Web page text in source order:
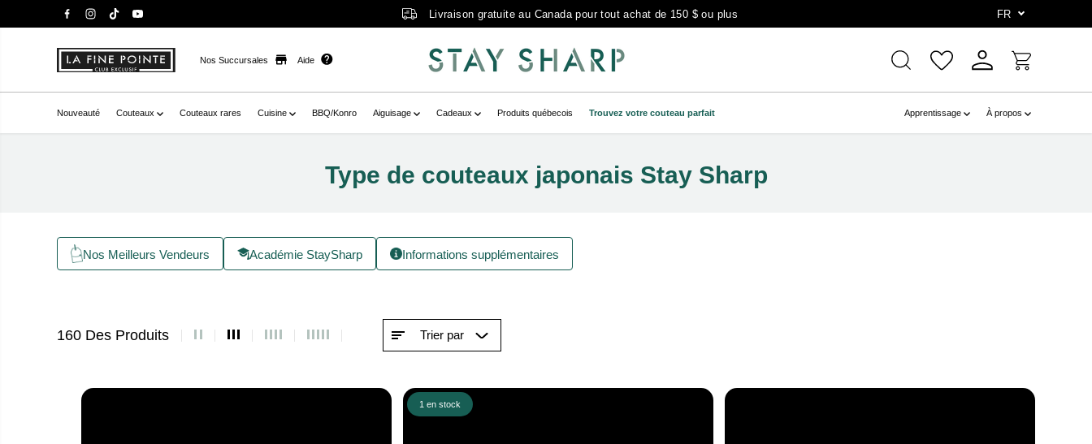
Livraison gratuite au Canada pour tout achat de 150 $ ou plus FR
Nos Succursales Aide
Nouveauté Couteaux Couteaux rares Cuisine BBQ/Konro Aiguisage Cadeaux Produits québecois Trouvez votre couteau parfait Apprentissage À propos
Type de couteaux japonais Stay Sharp
Nos Meilleurs Vendeurs Académie StaySharp Informations supplémentaires
160 Des Produits Trier par
1 en stock